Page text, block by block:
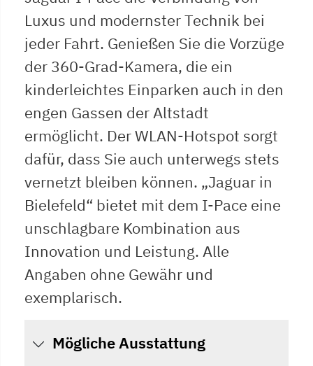
Luxus und modernster Technik bei
jeder Fahrt. Genießen Sie die Vorzüge
der 360-Grad-Kamera, die ein
kinderleichtes Einparken auch in den
engen Gassen der Altstadt
ermöglicht. Der WLAN-Hotspot sorgt
dafür, dass Sie auch unterwegs stets
vernetzt bleiben können. „Jaguar in
Bielefeld“ bietet mit dem I-Pace eine
unschlagbare Kombination aus
Innovation und Leistung. Alle
Angaben ohne Gewähr und
exemplarisch.
Mögliche Ausstattung